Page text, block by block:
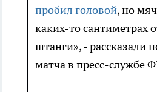
пробил головой, но
каких-то сантиметрах
штанги», - рассказали
матча в пресс-службе